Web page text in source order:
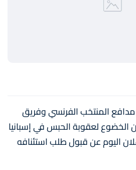
المنتخب الفرنسي وفريق
الخضوع لعقوبة الحبس في إسبانيا
اليوم عن قبول طلب استئنافه